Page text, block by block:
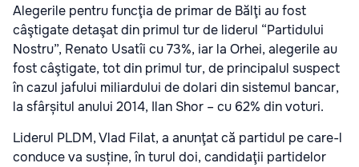
Alegerile pentru funcţia de primar de Bălţi au fost
câştigate detaşat din primul tur de liderul “Partidului
Nostru”, Renato Usatîi cu 73%, iar la Orhei, alegerile au
fost câştigate, tot din primul tur, de principalul suspect
în cazul jafului miliardului de dolari din sistemul bancar,
la sfârșitul anului 2014, Ilan Shor – cu 62% din voturi.
Liderul PLDM, Vlad Filat, a anunţat că partidul pe care-l
conduce va susține, în turul doi, candidaţii partidelor